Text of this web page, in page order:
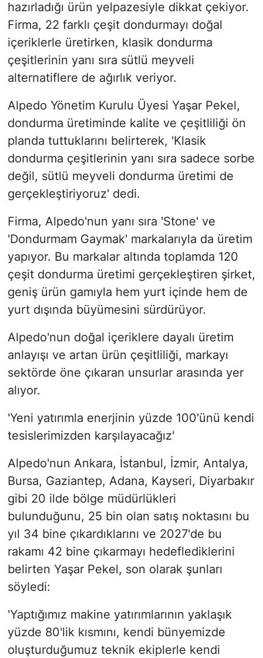
hazırladığı ürün yelpazesiyle dikkat çekiyor.
Firma, 22 farklı çeşit dondurmayı doğal
içeriklerle üretirken, klasik dondurma
çeşitlerinin yanı sıra sütlü meyveli
alternatiflere de ağırlık veriyor.
Alpedo Yönetim Kurulu Üyesi Yaşar Pekel,
dondurma üretiminde kalite ve çeşitliliği ön
planda tuttuklarını belirterek, 'Klasik
dondurma çeşitlerinin yanı sıra sadece sorbe
değil, sütlü meyveli dondurma üretimi de
gerçekleştiriyoruz' dedi.
Firma, Alpedo'nun yanı sıra 'Stone' ve
'Dondurmam Gaymak' markalarıyla da üretim
yapıyor. Bu markalar altında toplamda 120
çeşit dondurma üretimi gerçekleştiren şirket,
geniş ürün gamıyla hem yurt içinde hem de
yurt dışında büyümesini sürdürüyor.
Alpedo'nun doğal içeriklere dayalı üretim
anlayışı ve artan ürün çeşitliliği, markayı
sektörde öne çıkaran unsurlar arasında yer
alıyor.
'Yeni yatırımla enerjinin yüzde 100'ünü kendi
tesislerimizden karşılayacağız'
Alpedo'nun Ankara, İstanbul, İzmir, Antalya,
Bursa, Gaziantep, Adana, Kayseri, Diyarbakır
gibi 20 ilde bölge müdürlükleri
bulunduğunu, 25 bin olan satış noktasını bu
yıl 34 bine çıkardıklarını ve 2027'de bu
rakamı 42 bine çıkarmayı hedeflediklerini
belirten Yaşar Pekel, son olarak şunları
söyledi:
'Yaptığımız makine yatırımlarının yaklaşık
yüzde 80'lik kısmını, kendi bünyemizde
oluşturduğumuz teknik ekiplerle kendi